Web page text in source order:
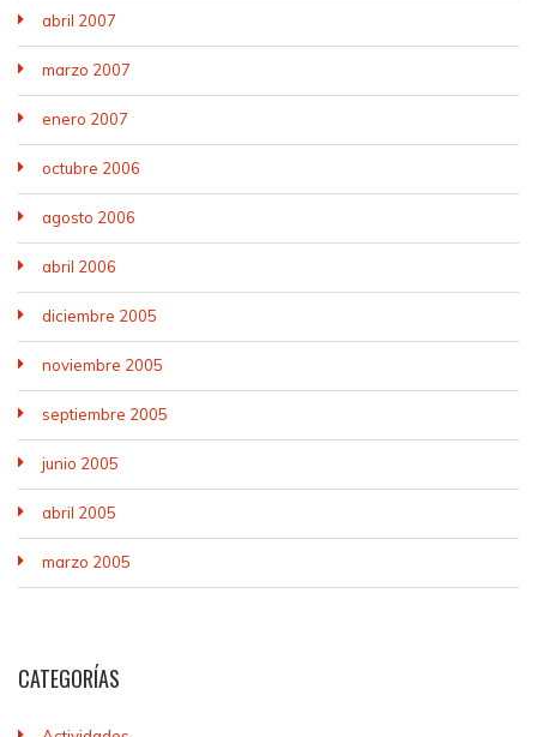
abril 2007
marzo 2007
enero 2007
octubre 2006
agosto 2006
abril 2006
diciembre 2005
noviembre 2005
septiembre 2005
junio 2005
abril 2005
marzo 2005
CATEGORÍAS